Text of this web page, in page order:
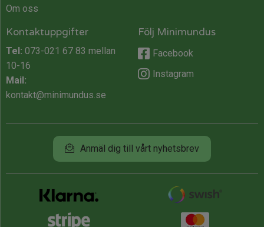
Om oss
Kontaktuppgifter
Tel: 073-021 67 83 mellan
10-16
Mail:
kontakt@minimundus.se
Följ Minimundus
Facebook
Instagram
Anmäl dig till vårt nyhetsbrev